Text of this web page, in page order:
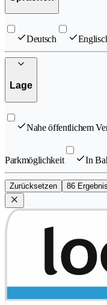
Deutsch
Lage
Nahe öffentlichem
Parkmöglichkeit In
Zurücksetzen 86